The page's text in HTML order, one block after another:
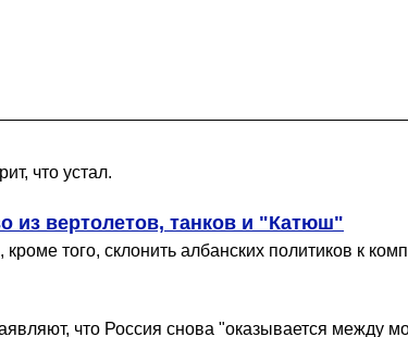
что устал.
из вертолетов, танков и "Катюш"
того, склонить албанских политиков к
что Россия снова "оказывается между